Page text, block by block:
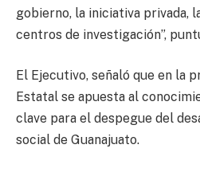
gobierno, la iniciativa privada,
centros de investigación”,
El Ejecutivo, señaló que en la
Estatal se apuesta al
clave para el despegue del
social de Guanajuato.